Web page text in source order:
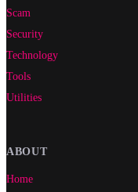
Scam
Security
Technology
Tools
Utilities
ABOUT
Home